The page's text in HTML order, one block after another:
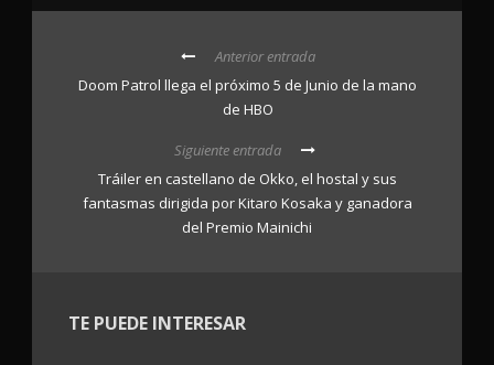
Anterior entrada
Doom Patrol llega el próximo 5 de Junio de la mano
de HBO
Siguiente entrada
Tráiler en castellano de Okko, el hostal y sus
fantasmas dirigida por Kitaro Kosaka y ganadora
del Premio Mainichi
TE PUEDE INTERESAR